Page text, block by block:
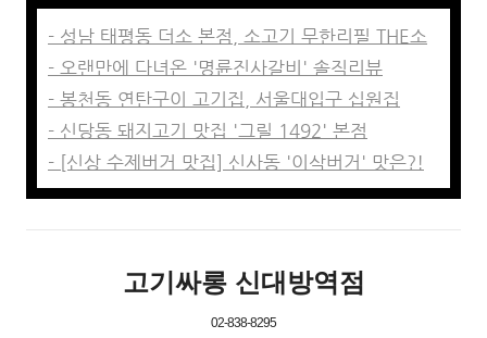
- 성남 태평동 더소 본점, 소고기 무한리필 THE소
- 오랜만에 다녀온 '명륜진사갈비' 솔직리뷰
- 봉천동 연탄구이 고기집, 서울대입구 십원집
- 신당동 돼지고기 맛집 '그릴 1492' 본점
- [신상 수제버거 맛집] 신사동 '이삭버거' 맛은?!